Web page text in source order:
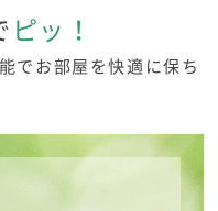
ピッ！
でお部屋を快適に保ち